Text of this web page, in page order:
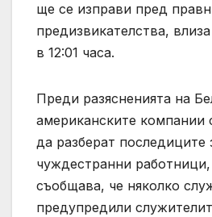
ще се изправи пред
предизвикателства,
в 12:01 часа.
Преди разясненията на
американските компании
да разберат последиците
чуждестранни работници,
съобщава, че няколко
предупредили